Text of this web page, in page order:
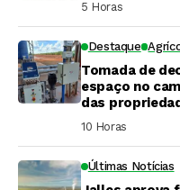
5 Horas ⁮
Destaque
Tomada de
espaço no
das
10 Horas ⁮
Últimas Notícias